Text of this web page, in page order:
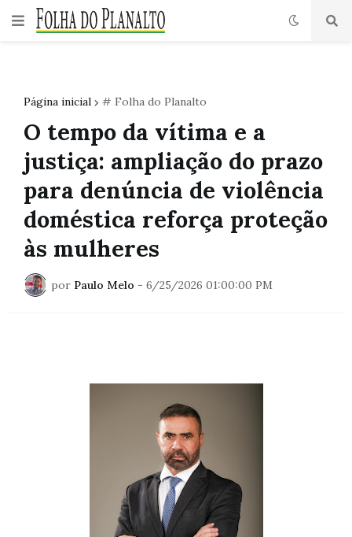
Página inicial # Folha do Planalto
O tempo da vítima e a
justiça: ampliação do prazo
para denúncia de violência
doméstica reforça proteção
às mulheres
por Paulo Melo - 6/25/2026 01:00:00 PM